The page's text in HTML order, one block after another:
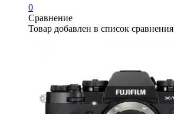
0
Сравнение
Товар добавлен в список сравнения